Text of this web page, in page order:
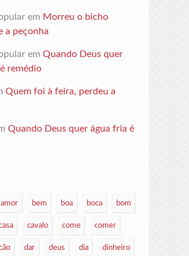
em Morreu o bicho
a peçonha
em Quando Deus quer
remédio
Quem foi à feira, perdeu a
Quando Deus quer água fria é
amor bem boa boca bom
cavalo come comer
dar deus dia dinheiro